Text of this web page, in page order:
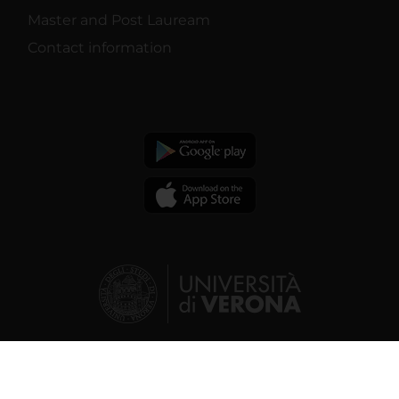
Master and Post Lauream
Contact information